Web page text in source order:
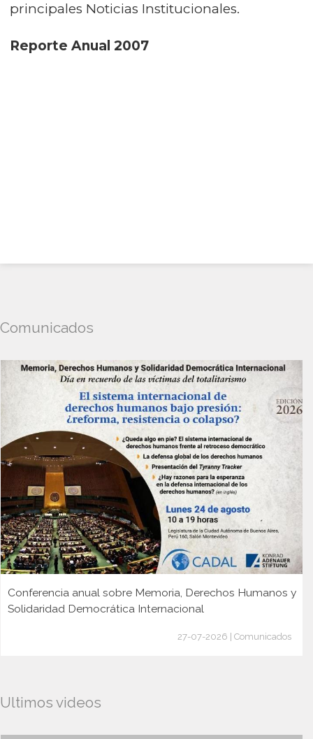
principales Noticias Institucionales.
Reporte Anual 2007
Comunicados
Conferencia anual sobre Memoria, Derechos Humanos y
Solidaridad Democrática Internacional
27-07-2026 | Comunicados
Ultimos videos